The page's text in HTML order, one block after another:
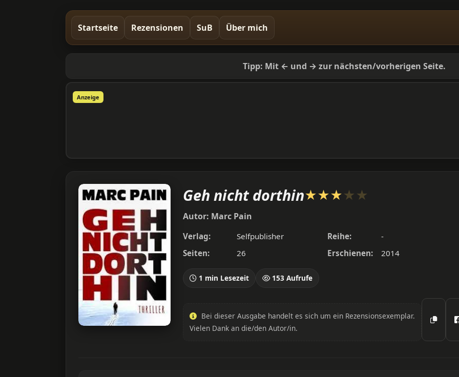
Startseite Rezensionen SuB Über mich
Tipp: Mit ← und → zur nächsten/vorherigen Seite.
Anzeige
Geh nicht dorthin★★★★★
Autor: Marc Pain
Verlag: Selfpublisher Reihe: -
Seiten:
26 Erschienen: 2014
1 min Lesezeit 153 Aufrufe
Bei dieser Ausgabe handelt es sich um ein Rezensionsexemplar.
Vielen Dank an die/den Autor/in.